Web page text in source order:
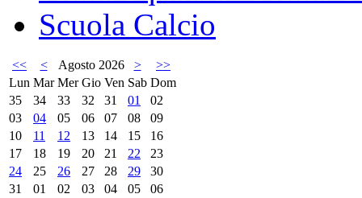
Scuola Calcio
<< < Agosto 2026 >
>>
Lun Mar Mer Gio Ven Sab Dom
35
34 33 32 31 01
02
03
04 05 06 07 08
09
10
11 12 13 14 15
16
17
18 19 20 21 22
23
24
25 26 27 28 29
30
31
01 02 03 04 05 06